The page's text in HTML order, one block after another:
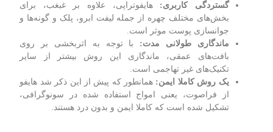
گستردگی کاربری: هایفوتراپی، علاوه بر غبغب، برای
بخش‌های مختلف چهره از جمله لیفت ابرو، پلک و گونه‌ها و
جوانسازی پوست موثر است.
ماندگاری طولانی مدت: با توجه به اثربخشی بر روی
بافت‌های عمقی، ماندگاری این روش بیشتر از سایر
تکنیک‌های غیر تهاجمی است.
یک روش کاملا ایمن: همانطور که پیش از این ذکر شد هایفو
از فراصوت، یعنی امواج استفاده شده در سونوگرافی،
تشکیل شده است که کاملا ایمن و بدون درد هستند.